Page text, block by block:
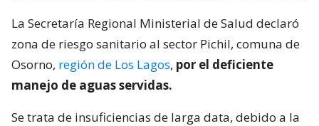
La Secretaría Regional Ministerial de Salud declaró
zona de riesgo sanitario al sector Pichil, comuna de
Osorno, región de Los Lagos, por el deficiente
manejo de aguas servidas.
Se trata de insuficiencias de larga data, debido a la